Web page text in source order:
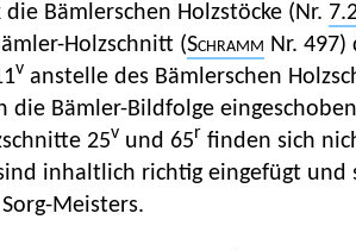
Bämlerschen Holzstöcke (Nr.
Holzschnitt (Schramm Nr.
v anstelle des Bämlerschen
Bämler-Bildfolge
25v und 65r finden sich
inhaltlich richtig eingefügt
Meisters.